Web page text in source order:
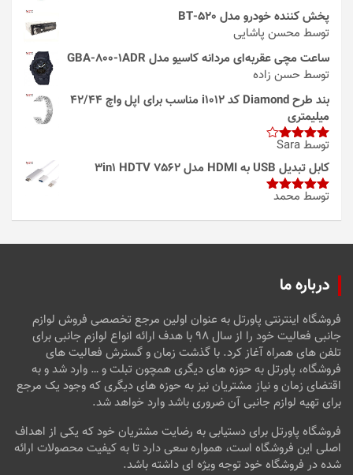
پخش کننده خودرو مدل 520-BT
توسط محسن پاشایی
ساعت مچی عقربه‌ای مردانه کاسیو مدل GBA-800-1ADR
توسط حسن زاده
بند طرح Diamond کد i1012 مناسب برای اپل واچ 42/44
میلیمتری
امتیاز4
از 5
توسط Sara
کابل تبدیل USB به HDMI مدل 3in1 HDTV 7562
امتیاز5از
توسط محمد
درباره ما
فروشگاه اینترنتی پاورتل به عنوان اولین مرجع تخصصی فروش لوازم
جانبی فعالیت خود را از سال ۹۸ با هدف ارائه انواع لوازم جانبی برای
تلفن های همراه آغاز کرد. با گذشت زمان و گسترش فعالیت های
فروشگاه، پاورتل به حوزه های دیگری همچون تبلت و … وارد شد و به
اقتضای زمان و نیاز مشتریان نیز به حوزه های دیگری که وجود یک مرجع
برای تهیه لوازم جانبی آن ضروری باشد وارد خواهد شد.
فروشگاه پاورتل برای دستیابی به رضایت مشتریان خود که یکی از اهداف
اصلی این فروشگاه است، همواره سعی دارد تا به کیفیت محصولات ارائه
شده در فروشگاه خود توجه ویژه ای داشته باشد.